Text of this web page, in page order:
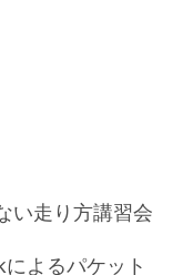
い走り方講習会
よるパケット